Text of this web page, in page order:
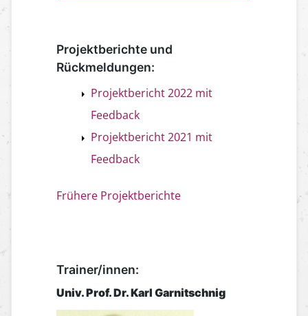
Projektberichte und
Rückmeldungen:
Projektbericht 2022 mit
Feedback
Projektbericht 2021 mit
Feedback
Frühere Projektberichte
Trainer/innen:
Univ. Prof. Dr. Karl Garnitschnig